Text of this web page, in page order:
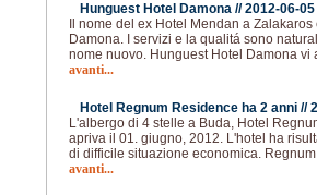
Hunguest Hotel Damona //2012-06-05
Il nome del ex Hotel Mendan a
Damona. I servizi e la qualitá sono
nome nuovo. Hunguest Hotel Damona vi
avanti...
Hotel Regnum Residence ha 2 anni //
L'albergo di 4 stelle a Buda, Hotel
apriva il 01. giugno, 2012. L'hotel ha
di difficile situazione economica.
avanti...